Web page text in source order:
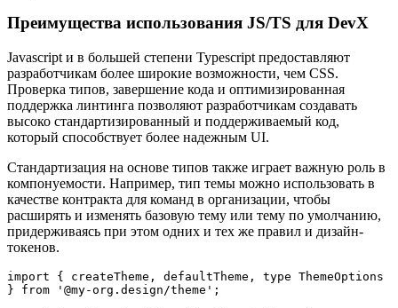
Преимущества использования JS/TS для DevX
Javascript и в большей степени Typescript предоставляют
разработчикам более широкие возможности, чем CSS.
Проверка типов, завершение кода и оптимизированная
поддержка линтинга позволяют разработчикам создавать
высоко стандартизированный и поддерживаемый код,
который способствует более надежным UI.
Стандартизация на основе типов также играет важную роль в
компонуемости. Например, тип темы можно использовать в
качестве контракта для команд в организации, чтобы
расширять и изменять базовую тему или тему по умолчанию,
придерживаясь при этом одних и тех же правил и дизайн-
токенов.
import { createTheme, defaultTheme, type ThemeOptions
} from '@my-org.design/theme';